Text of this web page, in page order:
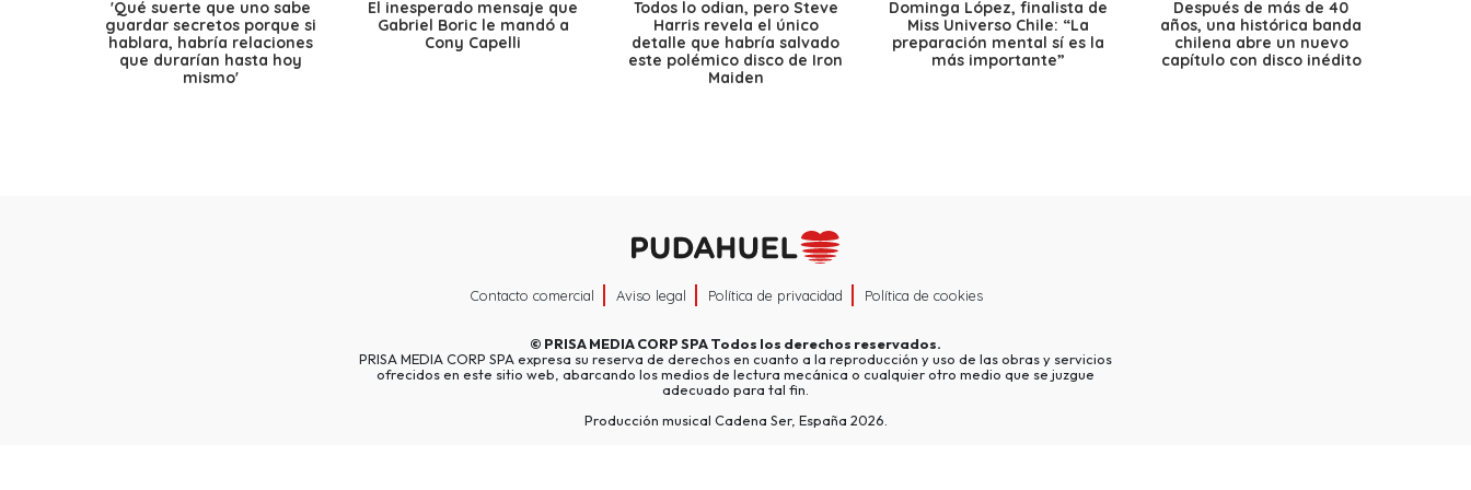
'Qué suerte que uno sabe
guardar secretos porque si
hablara, habría relaciones
que durarían hasta hoy
mismo'
El inesperado mensaje que
Gabriel Boric le mandó a
Cony Capelli
Todos lo odian, pero Steve
Harris revela el único
detalle que habría salvado
este polémico disco de Iron
Maiden
Dominga López, finalista de
Miss Universo Chile: “La
preparación mental sí es la
más importante”
Después de más de 40
años, una histórica banda
chilena abre un nuevo
capítulo con disco inédito
Contacto comercial Aviso legal Política de privacidad Política de cookies
© PRISA MEDIA CORP SPATodos los derechos reservados.
PRISA MEDIA CORP SPA expresa su reserva de derechos en cuanto a la reproducción y uso de las obras y servicios
ofrecidos en este sitio web, abarcando los medios de lectura mecánica o cualquier otro medio que se juzgue
adecuado para tal fin.
Producción musical Cadena Ser, España 2026.